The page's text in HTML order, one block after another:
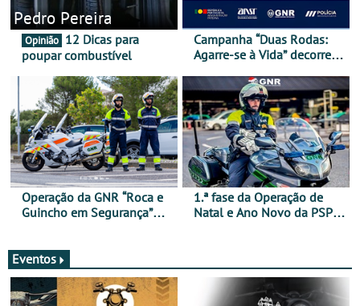
Pedro Pereira
Opinião
poupar combustível
Campanha “Duas Rodas:
Agarre-se à Vida” decorre
Operação da GNR “Roca e
Guincho em Segurança”
1.ª fase da Operação de
Natal e Ano Novo da PSP e
Eventos